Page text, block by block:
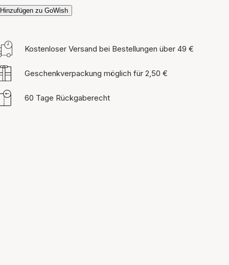
Hinzufügen zu GoWish
Kostenloser Versand bei Bestellungen über 49 €
Geschenkverpackung möglich für 2,50 €
60 Tage Rückgaberecht